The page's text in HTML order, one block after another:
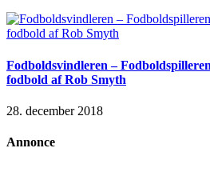
Fodboldsvindleren –
fodbold af Rob Smyth
28. december 2018
Annonce